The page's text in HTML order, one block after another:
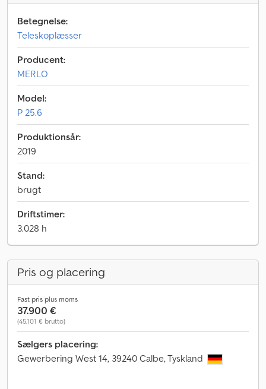
Betegnelse:
Teleskoplæsser
Producent:
MERLO
Model:
P 25.6
Produktionsår:
2019
Stand:
brugt
Driftstimer:
3.028 h
Pris og placering
Fast pris plus moms
37.900 €
(45.101 € brutto)
Sælgers placering:
Gewerbering West 14, 39240 Calbe, Tyskland